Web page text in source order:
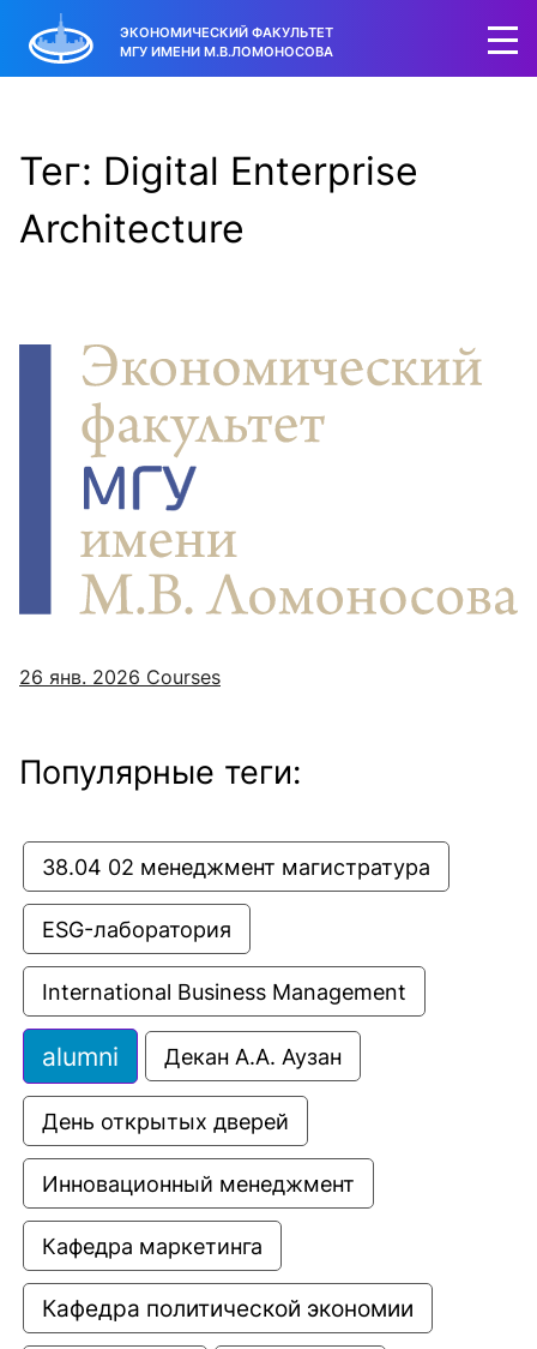
ЭКОНОМИЧЕСКИЙ ФАКУЛЬТЕТ
МГУ ИМЕНИ М.В.ЛОМОНОСОВА
Тег: Digital Enterprise
Architecture
26 янв. 2026 Courses
Популярные теги:
38.04 02 менеджмент магистратура
ESG-лаборатория
International Business Management
alumni Декан А.А. Аузан
День открытых дверей
Инновационный менеджмент
Кафедра маркетинга
Кафедра политической экономии